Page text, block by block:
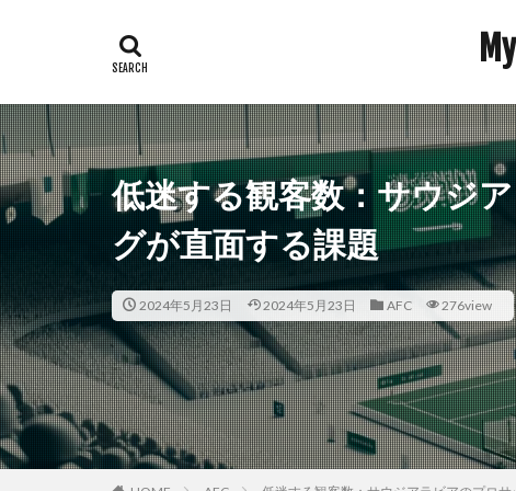
低迷する観客数：サウジ
グが直面する課題
2024年5月23日 2024年5月23日 AFC 276view